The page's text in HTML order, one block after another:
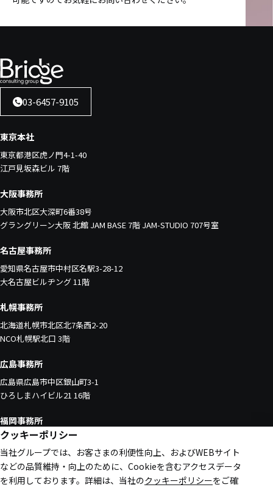
03-6457-9105
東京本社
東京都港区虎ノ門4-1-40
江戸見坂森ビル 7階
大阪事務所
大阪市北区大深町6番38号
グラングリーン大阪 北館 JAM BASE 7階 JAM-STUDIO 707号室
名古屋事務所
愛知県名古屋市中村区名駅3-28-12
大名古屋ビルヂング 11階
札幌事務所
北海道札幌市北区北7条西2-20
NCO札幌駅北口 3階
広島事務所
広島県広島市中区銀山町3-1
ひろしまハイビル21 16階
福岡事務所
福岡県福岡市中央区天神1-4-1
西日本新聞会館 16階
クッキーポリシー
当社グループでは、お客さまの利便性向上、およびWEBサイト
などの品質維持・向上のために、Cookieを含むアクセスデータ
を利用しております。 詳細は、当社のクッキーポリシーをご確